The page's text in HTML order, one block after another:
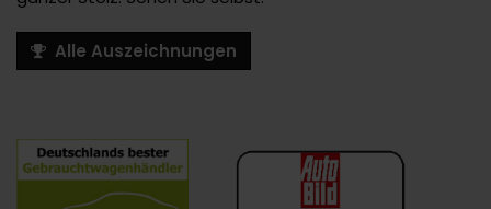
Alle Auszeichnungen